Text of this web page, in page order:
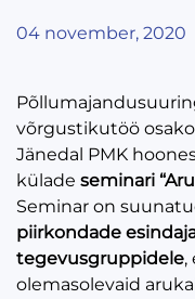
04 november, 2020
võrgustikutöö
Jänedal PMK
külade seminari
Seminar on
piirkondade
tegevusgruppidele,
olemasolevaid